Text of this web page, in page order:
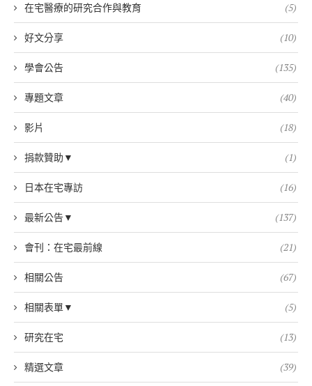
在宅醫療的研究合作與教育 (5)
好文分享 (10)
學會公告 (135)
專題文章 (40)
影片 (18)
捐款贊助▼ (1)
日本在宅專訪 (16)
最新公告▼ (137)
會刊：在宅最前線 (21)
相關公告 (67)
相關表單▼ (5)
研究在宅 (13)
精選文章 (39)